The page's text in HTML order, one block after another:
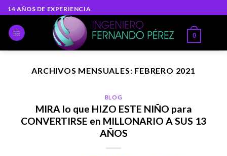
Skip
to
content
14 AÑOS DE EXPERIENCIA
0
ARCHIVOS MENSUALES: FEBRERO 2021
BLOG
MIRA lo que HIZO ESTE NIÑO para
CONVERTIRSE en MILLONARIO A SUS 13
AÑOS